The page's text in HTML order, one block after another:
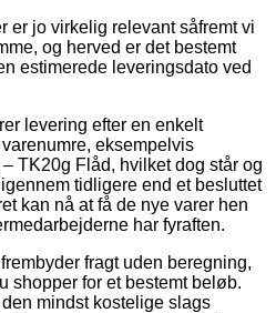
er jo virkelig relevant såfremt vi
og herved er det bestemt
estimerede leveringsdato ved
levering efter en enkelt
eksempelvis
TK20g Flåd, hvilket dog står og
tidligere end et besluttet
kan nå at få de nye varer hen
har fyraften.
fragt uden beregning,
shopper for et bestemt beløb.
mindst kostelige slags